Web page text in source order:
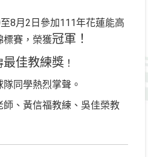
8月2日參加111年花蓮能高
標賽，榮獲冠軍！
最佳教練獎 ！
同學熱烈掌聲。
、黃信福教練、吳佳榮教